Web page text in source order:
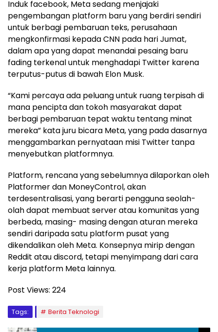
Induk facebook, Meta sedang menjajaki
pengembangan platform baru yang berdiri sendiri
untuk berbagi pembaruan teks, perusahaan
mengkonfirmasi kepada CNN pada hari Jumat,
dalam apa yang dapat menandai pesaing baru
fading terkenal untuk menghadapi Twitter karena
terputus-putus di bawah Elon Musk.
“Kami percaya ada peluang untuk ruang terpisah di
mana pencipta dan tokoh masyarakat dapat
berbagi pembaruan tepat waktu tentang minat
mereka” kata juru bicara Meta, yang pada dasarnya
menggambarkan pernyataan misi Twitter tanpa
menyebutkan platformnya.
Platform, rencana yang sebelumnya dilaporkan oleh
Platformer dan MoneyControl, akan
terdesentralisasi, yang berarti pengguna seolah-
olah dapat membuat server atau komunitas yang
berbeda, masing- masing dengan aturan mereka
sendiri daripada satu platform pusat yang
dikendalikan oleh Meta. Konsepnya mirip dengan
Reddit atau discord, tetapi menyimpang dari cara
kerja platform Meta lainnya.
Post Views: 224
Tags: Berita Teknologi